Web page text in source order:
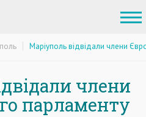
Маріуполь відвідали члени
члени
парламенту